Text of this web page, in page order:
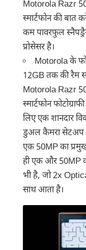
Motorola Razr
स्मार्टफोन की बात
कम पावरफुल
प्रोसेसर है।
Motorola के
12GB तक की रैम
Motorola Razr
स्मार्टफोन
लिए एक शानदार
डुअल कैमरा सेटअप
एक 50MP का
ही एक और 50MP
भी है, जो 2x
साथ आता है।